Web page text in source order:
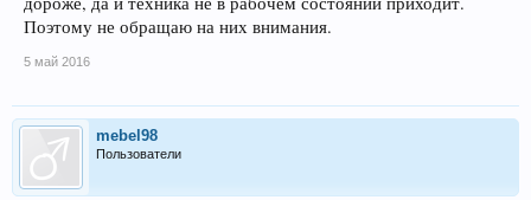
Поэтому не обращаю на них внимания.
5 май 2016
mebel98
Пользователи